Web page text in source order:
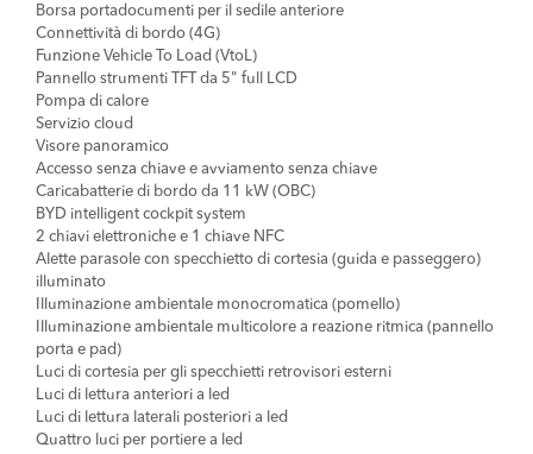
Borsa portadocumenti per il sedile anteriore
Connettività di bordo (4G)
Funzione Vehicle To Load (VtoL)
Pannello strumenti TFT da 5" full LCD
Pompa di calore
Servizio cloud
Visore panoramico
Accesso senza chiave e avviamento senza chiave
Caricabatterie di bordo da 11 kW (OBC)
BYD intelligent cockpit system
2 chiavi elettroniche e 1 chiave NFC
Alette parasole con specchietto di cortesia (guida e passeggero)
illuminato
Illuminazione ambientale monocromatica (pomello)
Illuminazione ambientale multicolore a reazione ritmica (pannello
porta e pad)
Luci di cortesia per gli specchietti retrovisori esterni
Luci di lettura anteriori a led
Luci di lettura laterali posteriori a led
Quattro luci per portiere a led